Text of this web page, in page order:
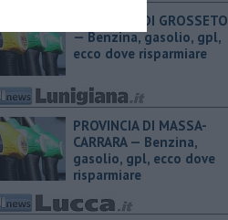
PROVINCIA DI GROSSETO
— ​Benzina, gasolio, gpl,
ecco dove risparmiare
PROVINCIA DI MASSA-
CARRARA — ​Benzina,
gasolio, gpl, ecco dove
risparmiare